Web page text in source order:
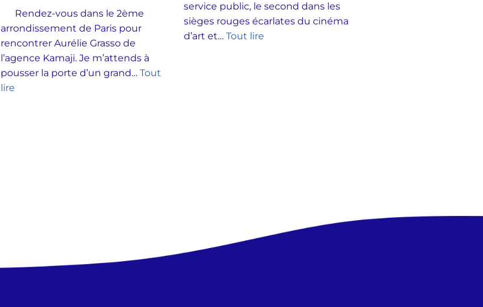
Rendez-vous dans le 2ème
arrondissement de Paris pour
rencontrer Aurélie Grasso de
l’agence Kamaji. Je m’attends à
pousser la porte d’un grand… Tout
lire
service public, le second dans les
sièges rouges écarlates du cinéma
d’art et…Tout lire